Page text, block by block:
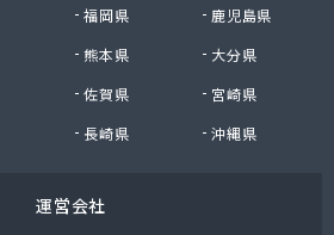
福岡県
鹿児島県
熊本県
大分県
佐賀県
宮崎県
長崎県
沖縄県
運営会社